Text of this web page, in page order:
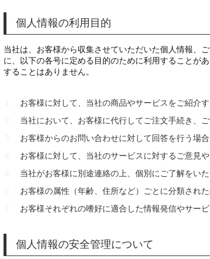
個人情報の利用目的
当社は、お客様から収集させていただいた個人情報、
に、以下の各号に定める目的のために利用することが
することはありません。
お客様に対して、当社の商品やサービスをご紹介
当社において、お客様に代行してご注文手続き、
お客様からのお問い合わせに対して回答を行う場合
お客様に対して、当社のサービスに対するご意見
当社がお客様に別途連絡の上、個別にご了解をい
お客様の属性（年齢、住所など）ごとに分類され
お客様それぞれの嗜好に適合した情報発信やサー
個人情報の安全管理について